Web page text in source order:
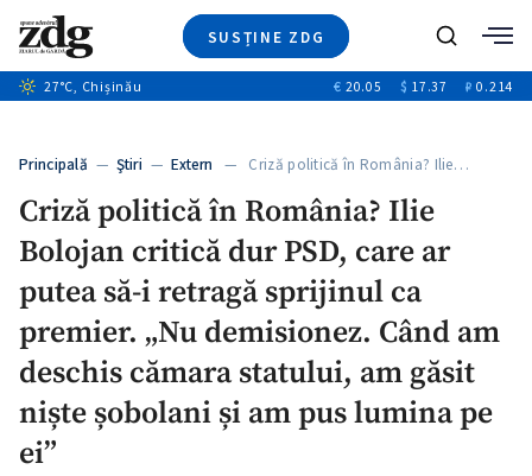
SUSȚINE ZDG
Ştiri
+6
Video
Special
Caută
27°C, Chișinău € 20.05 $ 17.37 ₽ 0.214
Principală — Ştiri — Extern — Criză politică în România? Ilie…
Criză politică în România? Ilie
Bolojan critică dur PSD, care ar
putea să-i retragă sprijinul ca
premier. „Nu demisionez. Când am
deschis cămara statului, am găsit
niște șobolani și am pus lumina pe
ei”